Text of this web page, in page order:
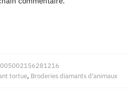
tortue, Broderies diamants d'animaux